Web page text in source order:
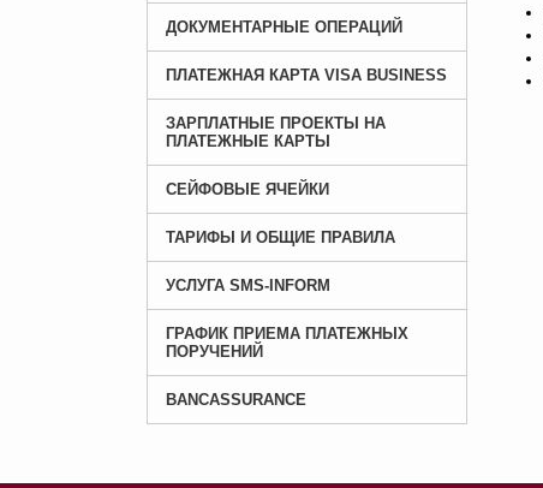
ДОКУМЕНТАРНЫЕ ОПЕРАЦИЙ
ПЛАТЕЖНАЯ КАРТА VISA BUSINESS
ЗАРПЛАТНЫЕ ПРОЕКТЫ НА
ПЛАТЕЖНЫЕ КАРТЫ
СЕЙФОВЫЕ ЯЧЕЙКИ
ТАРИФЫ И ОБЩИЕ ПРАВИЛА
УСЛУГА SMS-INFORM
ГРАФИК ПРИЕМА ПЛАТЕЖНЫХ
ПОРУЧЕНИЙ
BANCASSURANCE